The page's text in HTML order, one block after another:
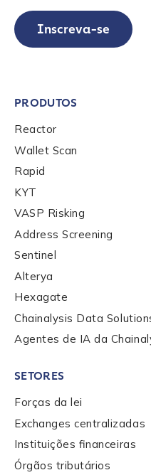
be handled in
privacy policy
Inscreva-se
PRODUTOS
Reactor
Wallet Scan
Rapid
KYT
VASP Risking
Address Screening
Sentinel
Alterya
Hexagate
Chainalysis Data
Agentes de IA da
SETORES
Forças da lei
Exchanges centralizadas
Instituições financeiras
Órgãos tributários